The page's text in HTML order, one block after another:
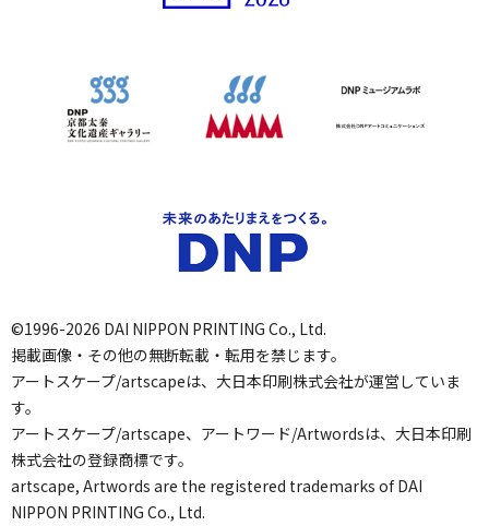
©1996-2026 DAI NIPPON PRINTING Co., Ltd.
掲載画像・その他の無断転載・転用を禁じます。
アートスケープ/artscapeは、大日本印刷株式会社が運営していま
す。
アートスケープ/artscape、アートワード/Artwordsは、大日本印刷
株式会社の登録商標です。
artscape, Artwords are the registered trademarks of DAI
NIPPON PRINTING Co., Ltd.